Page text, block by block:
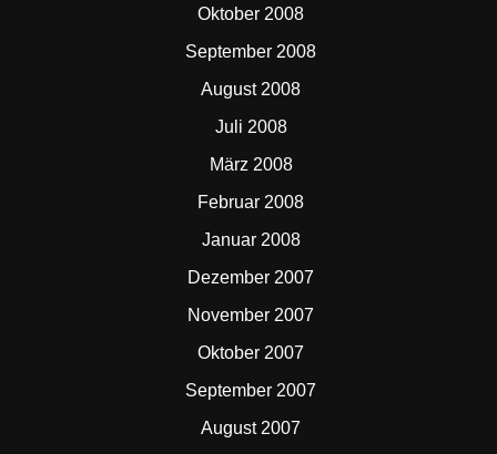
Oktober 2008
September 2008
August 2008
Juli 2008
März 2008
Februar 2008
Januar 2008
Dezember 2007
November 2007
Oktober 2007
September 2007
August 2007